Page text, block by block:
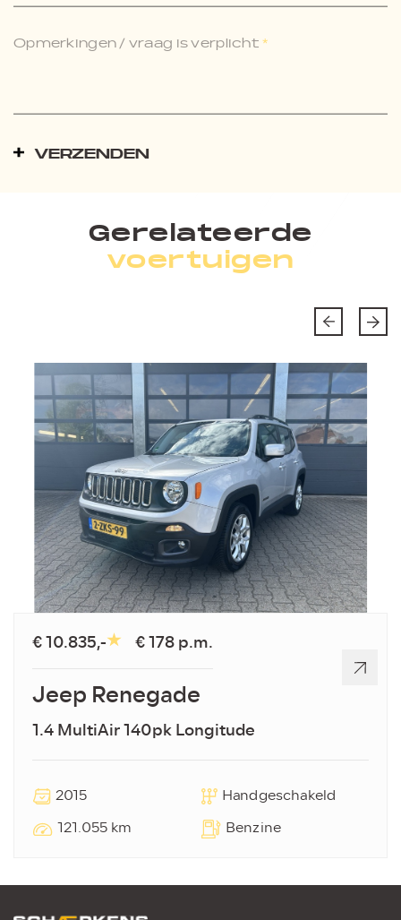
Opmerkingen / vraag is verplicht*
VERZENDEN
Gerelateerde
voertuigen
€ 10.835,- € 178 p.m.
Jeep Renegade
1.4 MultiAir 140pk Longitude
2015
Handgeschakeld
121.055 km
Benzine